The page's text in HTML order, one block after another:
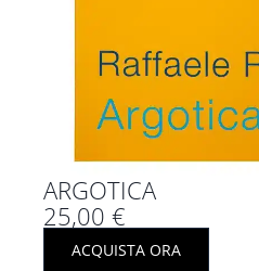
ARGOTICA
25,00 €
ACQUISTA ORA